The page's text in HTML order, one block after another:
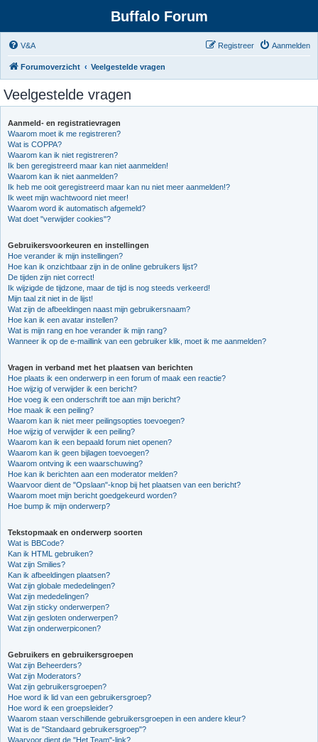
Buffalo Forum
V&A Aanmelden
Registreer
Forumoverzicht Veelgestelde vragen
Veelgestelde vragen
Aanmeld- en registratievragen
Waarom moet ik me registreren?
Wat is COPPA?
Waarom kan ik niet registreren?
Ik ben geregistreerd maar kan niet aanmelden!
Waarom kan ik niet aanmelden?
Ik heb me ooit geregistreerd maar kan nu niet meer aanmelden!?
Ik weet mijn wachtwoord niet meer!
Waarom word ik automatisch afgemeld?
Wat doet "verwijder cookies"?
Gebruikersvoorkeuren en instellingen
Hoe verander ik mijn instellingen?
Hoe kan ik onzichtbaar zijn in de online gebruikers lijst?
De tijden zijn niet correct!
Ik wijzigde de tijdzone, maar de tijd is nog steeds verkeerd!
Mijn taal zit niet in de lijst!
Wat zijn de afbeeldingen naast mijn gebruikersnaam?
Hoe kan ik een avatar instellen?
Wat is mijn rang en hoe verander ik mijn rang?
Wanneer ik op de e-maillink van een gebruiker klik, moet ik me aanmelden?
Vragen in verband met het plaatsen van berichten
Hoe plaats ik een onderwerp in een forum of maak een reactie?
Hoe wijzig of verwijder ik een bericht?
Hoe voeg ik een onderschrift toe aan mijn bericht?
Hoe maak ik een peiling?
Waarom kan ik niet meer peilingsopties toevoegen?
Hoe wijzig of verwijder ik een peiling?
Waarom kan ik een bepaald forum niet openen?
Waarom kan ik geen bijlagen toevoegen?
Waarom ontving ik een waarschuwing?
Hoe kan ik berichten aan een moderator melden?
Waarvoor dient de "Opslaan"-knop bij het plaatsen van een bericht?
Waarom moet mijn bericht goedgekeurd worden?
Hoe bump ik mijn onderwerp?
Tekstopmaak en onderwerp soorten
Wat is BBCode?
Kan ik HTML gebruiken?
Wat zijn Smilies?
Kan ik afbeeldingen plaatsen?
Wat zijn globale mededelingen?
Wat zijn mededelingen?
Wat zijn sticky onderwerpen?
Wat zijn gesloten onderwerpen?
Wat zijn onderwerpiconen?
Gebruikers en gebruikersgroepen
Wat zijn Beheerders?
Wat zijn Moderators?
Wat zijn gebruikersgroepen?
Hoe word ik lid van een gebruikersgroep?
Hoe word ik een groepsleider?
Waarom staan verschillende gebruikersgroepen in een andere kleur?
Wat is de "Standaard gebruikersgroep"?
Waarvoor dient de "Het Team"-link?